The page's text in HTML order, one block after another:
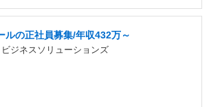
ルの正社員募集/年収432万～
ジネスソリューションズ